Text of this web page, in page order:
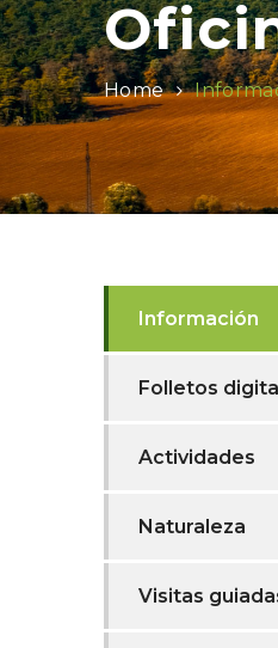
Home
Información
Folletos
Actividades
Naturaleza
Visitas